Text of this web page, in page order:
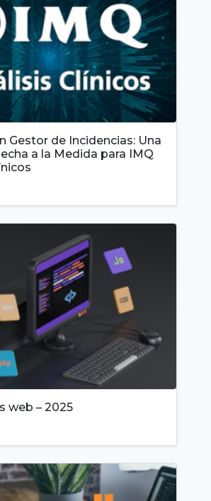
Gestor de Incidencias: Una
a la Medida para IMQ
web – 2025